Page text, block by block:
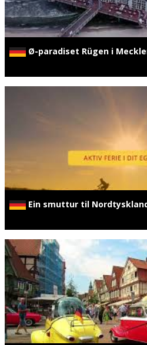
Ø-paradiset Rügen i
Ein smuttur til